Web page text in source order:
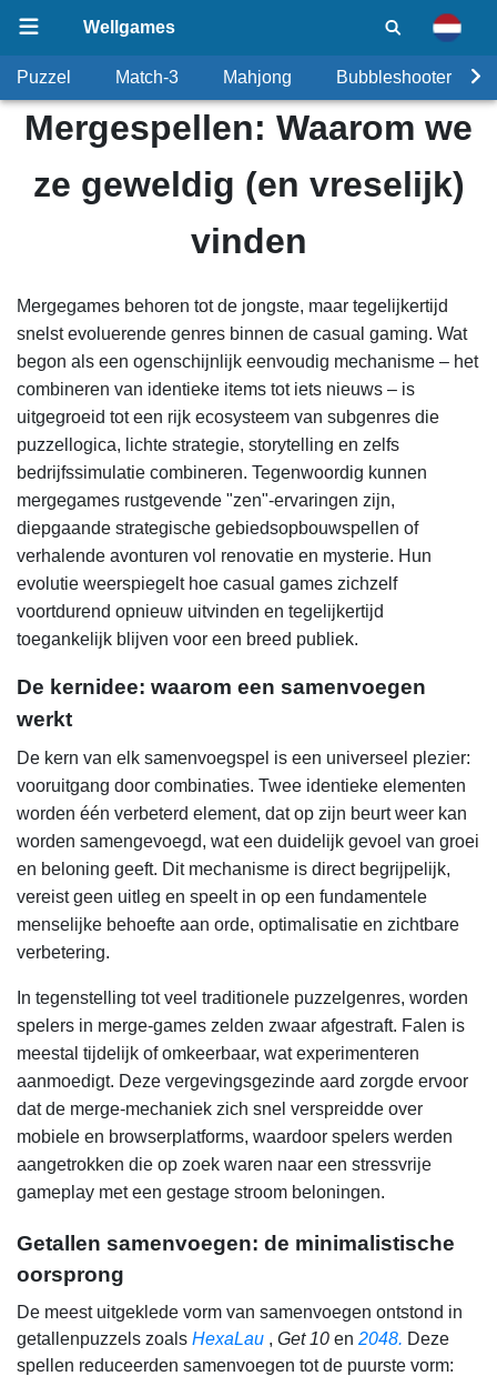
Wellgames
Puzzel Match-3 Mahjong Bubbleshooter
Mergespellen: Waarom we
ze geweldig (en vreselijk)
vinden
Mergegames behoren tot de jongste, maar tegelijkertijd
snelst evoluerende genres binnen de casual gaming. Wat
begon als een ogenschijnlijk eenvoudig mechanisme – het
combineren van identieke items tot iets nieuws – is
uitgegroeid tot een rijk ecosysteem van subgenres die
puzzellogica, lichte strategie, storytelling en zelfs
bedrijfssimulatie combineren. Tegenwoordig kunnen
mergegames rustgevende "zen"-ervaringen zijn,
diepgaande strategische gebiedsopbouwspellen of
verhalende avonturen vol renovatie en mysterie. Hun
evolutie weerspiegelt hoe casual games zichzelf
voortdurend opnieuw uitvinden en tegelijkertijd
toegankelijk blijven voor een breed publiek.
De kernidee: waarom een samenvoegen
werkt
De kern van elk samenvoegspel is een universeel plezier:
vooruitgang door combinaties. Twee identieke elementen
worden één verbeterd element, dat op zijn beurt weer kan
worden samengevoegd, wat een duidelijk gevoel van groei
en beloning geeft. Dit mechanisme is direct begrijpelijk,
vereist geen uitleg en speelt in op een fundamentele
menselijke behoefte aan orde, optimalisatie en zichtbare
verbetering.
In tegenstelling tot veel traditionele puzzelgenres, worden
spelers in merge-games zelden zwaar afgestraft. Falen is
meestal tijdelijk of omkeerbaar, wat experimenteren
aanmoedigt. Deze vergevingsgezinde aard zorgde ervoor
dat de merge-mechaniek zich snel verspreidde over
mobiele en browserplatforms, waardoor spelers werden
aangetrokken die op zoek waren naar een stressvrije
gameplay met een gestage stroom beloningen.
Getallen samenvoegen: de minimalistische
oorsprong
De meest uitgeklede vorm van samenvoegen ontstond in
getallenpuzzels zoals HexaLau , Get 10 en 2048. Deze
spellen reduceerden samenvoegen tot de puurste vorm: